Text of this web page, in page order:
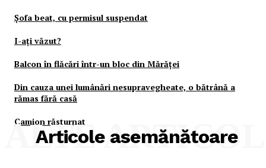
Şofa beat, cu permisul suspendat
I-aţi văzut?
Balcon în flăcări într-un bloc din Mărăţei
Din cauza unei lumânări nesupravegheate, o bătrână a
rămas fără casă
Camion răsturnat
Articole asemănătoare
ALTE